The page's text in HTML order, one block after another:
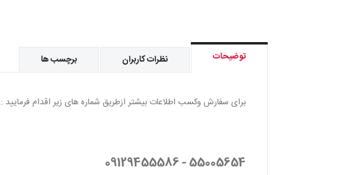
توضیحات نظرات کاربران برچسب ها
برای سفارش وکسب اطلاعات بیشتر ازطریق شماره های زیر اقدام فرمایید :
55005654 - 09129455586